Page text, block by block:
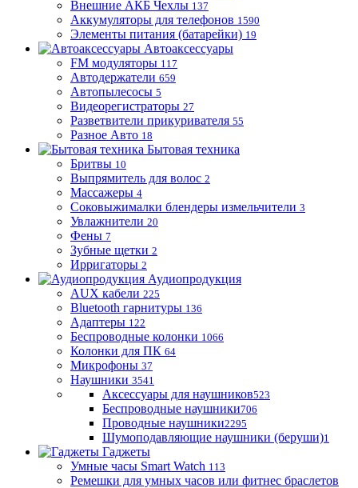
Внешние АКБ Чехлы 137
Аккумуляторы для телефонов 1590
Элементы питания (батарейки) 19
Автоаксессуары
FM модуляторы 117
Автодержатели 659
Автопылесосы 5
Видеорегистраторы 27
Разветвители прикуривателя 55
Разное Авто 18
Бытовая техника
Бритвы 10
Выпрямитель для волос 2
Массажеры 4
Соковыжималки блендеры измельчители 3
Увлажнители 20
Фены 7
Зубные щетки 2
Ирригаторы 2
Аудиопродукция
AUX кабели 225
Bluetooth гарнитуры 136
Адаптеры 122
Беспроводные колонки 1066
Колонки для ПК 64
Микрофоны 37
Наушники 3541
Аксессуары для наушников523
Беспроводные наушники706
Проводные наушники2295
Шумоподавляющие наушники (беруши)1
Гаджеты
Умные часы Smart Watch 113
Ремешки для умных часов или фитнес браслетов